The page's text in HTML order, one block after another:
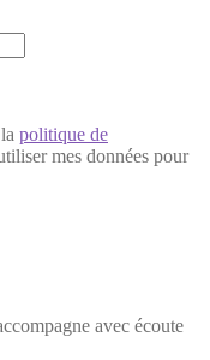
politique de
mes données pour
avec écoute